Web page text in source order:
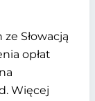
Słowacją
opłat
Więcej